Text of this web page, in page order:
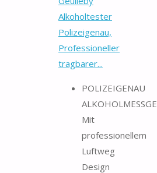
Alkoholtester
Polizeigenau,
Professioneller
tragbarer...
POLIZEIGENAU
Mit
professionellem
Luftweg
Design